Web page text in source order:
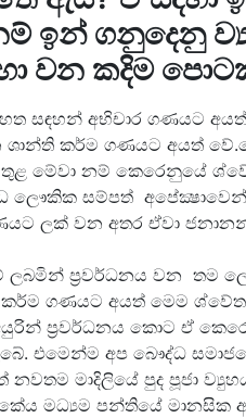
ඉන් ගනුදෙනු
වන කදිම
සඳහන් අභිචාර ගණයට
ශාන්ති කර්ම ගණයට අයත්
තුළ මේවා නම් කෙරෙනුයේ
ලෞකික සම්පත් අපේක්‍ෂාවෙන්
ලක් වන අතර ඒවා
ප්‍රවර්ධනය වන තම
ගණයට අයත් මෙම
ප්‍රවර්ධනය කොට ඒ
එමෙන්ම අප බෞද්ධ සමාජයේ
නවතම මාදිලියේ පුද පූජා
මධ්‍යම පන්තියේ මානසික